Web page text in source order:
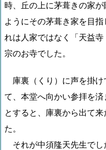
時、丘の上に茅葺きの家
ようにその茅葺き家を目
れは人家ではなく「天益
宗のお寺でした。
庫裏（くり）に声を掛け
て、本堂へ向かい参拝を
とすると、庫裏から出て
た。
それが中須隆天先生でし